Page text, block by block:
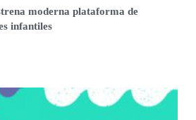
moderna plataforma de
infantiles